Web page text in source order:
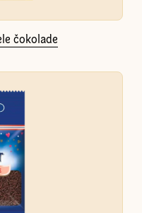
čokolade